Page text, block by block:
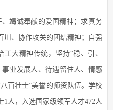
竭诚奉献的爱国精神；求真务
川、协作攻关的团结精神；自强
大精神传统，坚持“稳、引、
业发展人、待遇留住人、情感
百壮士”美誉的师资队伍。学校
人，入选国家级领军人才472人